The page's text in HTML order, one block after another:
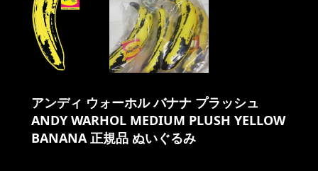
アンディ ウォーホル バナナ プラッシュ
ANDY WARHOL MEDIUM PLUSH YELLOW
BANANA 正規品 ぬいぐるみ